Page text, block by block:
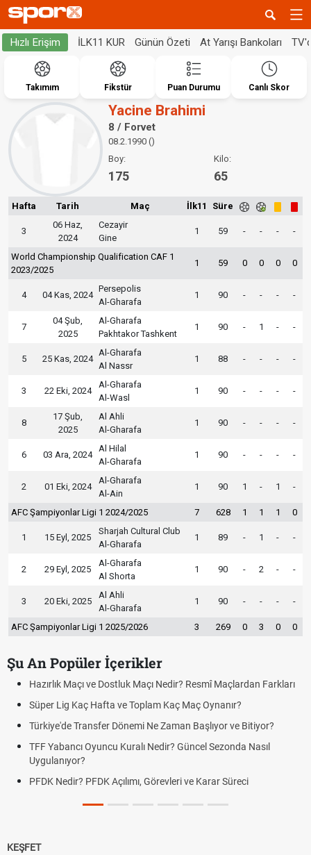
Hızlı Erişim İLK11 KUR Günün Özeti At Yarışı Bankoları
Takımım Fikstür Puan Durumu Canlı Skor
Yacine Brahimi
8 / Forvet
08.2.1990 ()
Boy:
175
Kilo:
65
Hafta Tarih Maç İlk11 Süre
3
06 Haz,
2024
Cezayir
Gine
1 59 - - - -
World Championship Qualification CAF 1
2023/2025
1 59 0 0 0 0
4 04 Kas, 2024
Persepolis
Al-Gharafa
1 90 - - - -
7
04 Şub,
2025
Al-Gharafa
Pakhtakor Tashkent
1 90 - 1 - -
5 25 Kas, 2024
Al-Gharafa
Al Nassr
1 88 - - - -
3 22 Eki, 2024
Al-Gharafa
Al-Wasl
1 90 - - - -
8
17 Şub,
2025
Al Ahli
Al-Gharafa
1 90 - - - -
6 03 Ara, 2024
Al Hilal
Al-Gharafa
1 90 - - - -
2 01 Eki, 2024
Al-Gharafa
Al-Ain
1 90 1 - 1 -
AFC Şampiyonlar Ligi 1 2024/2025 7 628 1 1 1 0
1 15 Eyl, 2025
Sharjah Cultural Club
Al-Gharafa
1 89 - 1 - -
2 29 Eyl, 2025
Al-Gharafa
Al Shorta
1 90 - 2 - -
3 20 Eki, 2025
Al Ahli
Al-Gharafa
1 90 - - - -
AFC Şampiyonlar Ligi 1 2025/2026 3 269 0 3 0 0
Şu An Popüler İçerikler
Hazırlık Maçı ve Dostluk Maçı Nedir? Resmî Maçlardan Farkları
Süper Lig Kaç Hafta ve Toplam Kaç Maç Oynanır?
Türkiye'de Transfer Dönemi Ne Zaman Başlıyor ve Bitiyor?
TFF Yabancı Oyuncu Kuralı Nedir? Güncel Sezonda Nasıl
Uygulanıyor?
PFDK Nedir? PFDK Açılımı, Görevleri ve Karar Süreci
KEŞFET